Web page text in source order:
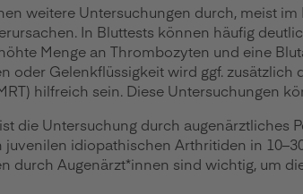
weitere Untersuchungen durch, meist
In Bluttests können häufig
Menge an Thrombozyten und eine
Gelenkflüssigkeit wird ggf. zusätzlich
hilfreich sein. Diese Untersuchungen
die Untersuchung durch augenärztliches
idiopathischen Arthritiden in
Augenärzt*innen sind wichtig, um